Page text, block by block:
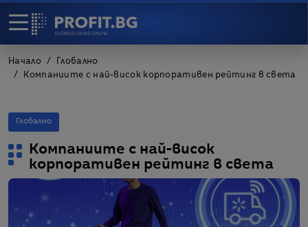
Начало
Глобално
Компаниите с най-висок корпоративен рейтинг в света
Глобално
Компаниите с най-висок
корпоративен рейтинг в света